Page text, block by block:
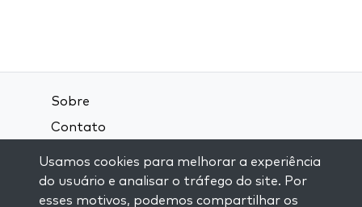
Sobre
Contato
Política de Privacidade
Usamos cookies para melhorar a experiência
do usuário e analisar o tráfego do site. Por
esses motivos, podemos compartilhar os